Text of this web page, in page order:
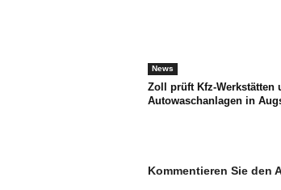
News
Zoll prüft Kfz-Werkstätten
Autowaschanlagen in
Kommentieren Sie den